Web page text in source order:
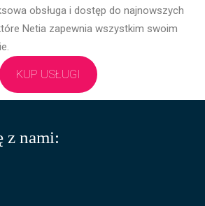
obsługa i dostęp do najnowszych
Netia zapewnia wszystkim swoim
KUP USŁUGI
z nami: